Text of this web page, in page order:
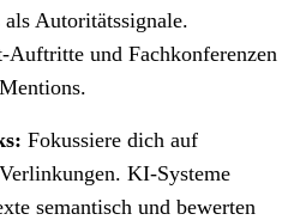
Autoritätssignale.
Auftritte und Fachkonferenzen
Fokussiere dich auf
KI-Systeme
semantisch und bewerten